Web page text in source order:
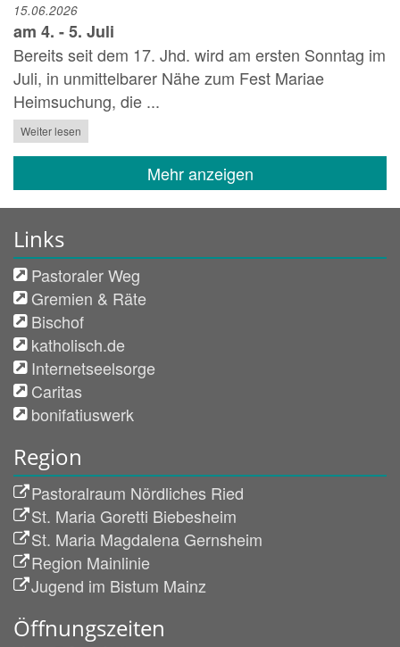
15.06.2026
am 4. - 5. Juli
Bereits seit dem 17. Jhd. wird am ersten Sonntag im
Juli, in unmittelbarer Nähe zum Fest Mariae
Heimsuchung, die ...
Weiter lesen
Mehr anzeigen
Links
Pastoraler Weg
Gremien & Räte
Bischof
katholisch.de
Internetseelsorge
Caritas
bonifatiuswerk
Region
Pastoralraum Nördliches Ried
St. Maria Goretti Biebesheim
St. Maria Magdalena Gernsheim
Region Mainlinie
Jugend im Bistum Mainz
Öffnungszeiten